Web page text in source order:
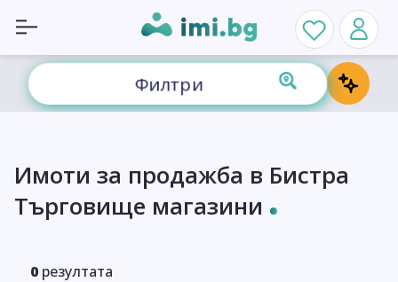
Филтри
Имоти за продажба в Бистра
Търговище магазини
0 резултата